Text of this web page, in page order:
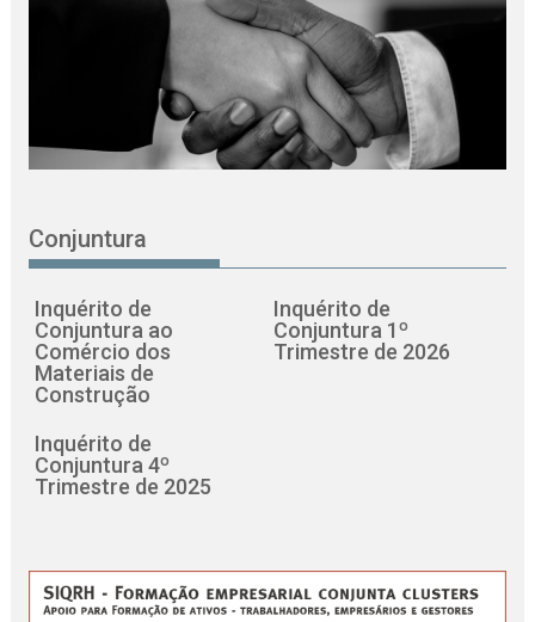
Conjuntura
Inquérito de
Conjuntura ao
Comércio dos
Materiais de
Construção
Inquérito de
Conjuntura 1º
Trimestre de 2026
Inquérito de
Conjuntura 4º
Trimestre de 2025